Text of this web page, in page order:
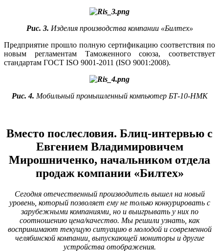
Рис. 3. Изделия производства компании «Билтех»
Предприятие прошло полную сертификацию соответствия по
новым регламентам Таможенного союза, соответствует
стандартам ГОСТ ISO 9001-2011 (ISO 9001:2008).
Рис. 4. Мобильный промышленный компьютер БТ-10-НМК
Вместо послесловия. Блиц-интервью с
Евгением Владимировичем
Мирошниченко, начальником отдела
продаж компании «Билтех»
Сегодня отечественный производитель вышел на новый
уровень, который позволяет ему не только конкурировать с
зарубежными компаниями, но и выигрывать у них по
соотношению цена/качество. Мы решили узнать, как
воспринимают текущую ситуацию в молодой и современной
челябинской компании, выпускающей мониторы и другие
устройства отображения.